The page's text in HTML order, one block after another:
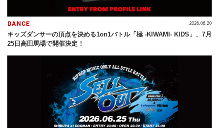
DANCE
キッズダンサーの頂点を決める1on1バトル「極 -KIWAMI- KIDS」、7月
25日高田馬場で開催決定！
2026.06.20